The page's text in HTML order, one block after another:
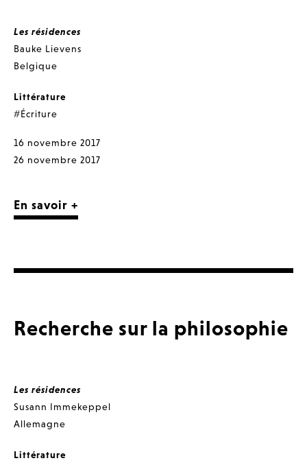
Les résidences
Bauke Lievens
Belgique
Littérature
#Écriture
16 novembre 2017
26 novembre 2017
En savoir +
Recherche sur la philosophie
Les résidences
Susann Immekeppel
Allemagne
Littérature